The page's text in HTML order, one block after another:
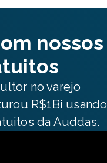
nossos
no varejo
R$1Bi usando
da Auddas.